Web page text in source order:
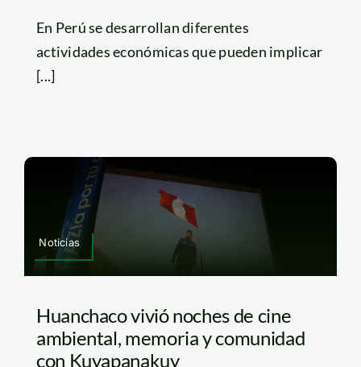
En Perú se desarrollan diferentes
actividades económicas que pueden implicar
[...]
Noticias
Huanchaco vivió noches de cine
ambiental, memoria y comunidad
con Kuyapanakuy